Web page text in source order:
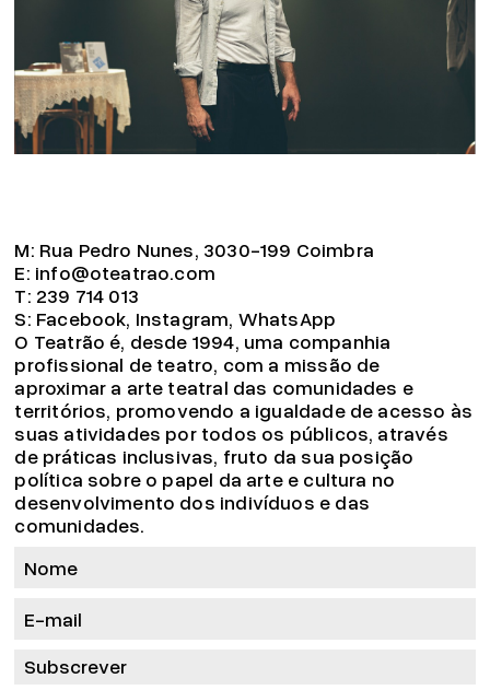
M: Rua Pedro Nunes, 3030-199 Coimbra
E: info@oteatrao.com
T: 239 714 013
S: Facebook, Instagram, WhatsApp
O Teatrão é, desde 1994, uma companhia
profissional de teatro, com a missão de
aproximar a arte teatral das comunidades e
territórios, promovendo a igualdade de acesso às
suas atividades por todos os públicos, através
de práticas inclusivas, fruto da sua posição
política sobre o papel da arte e cultura no
desenvolvimento dos indivíduos e das
comunidades.
Subscrever